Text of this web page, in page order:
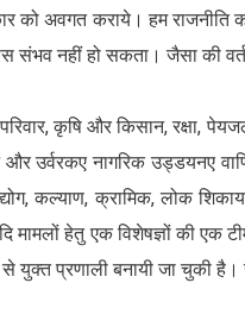
अवगत कराये। हम
नहीं हो सकता। जैसा की
कृषि और किसान, रक्षा,
उर्वरकए नागरिक उड्डयनए
कल्याण, क्रामिक, लोक
मामलों हेतु एक विशेषज्ञों की
प्रणाली बनायी जा चुकी है।